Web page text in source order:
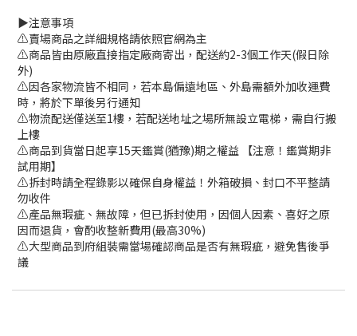
▶️注意事項
⚠️賣場商品之詳細規格請依照官網為主
⚠️商品皆由原廠直接指定廠商寄出，配送約2-3個工作天(假日除
外)
⚠️因各家物流皆不相同，若本島偏遠地區、外島需額外加收運費
時，將於下單後另行通知
⚠️物流配送僅送至1樓，若配送地址之場所無設立電梯，需自行搬
上樓
⚠️商品到貨當日起享15天鑑賞(猶豫)期之權益 【注意！鑑賞期非
試用期】
⚠️拆封時請全程錄影以確保自身權益！外箱破損、封口不平整請
勿收件
⚠️產品無瑕疵、無故障，但已拆封使用，因個人因素、喜好之原
因而退貨，會酌收整新費用(最高30%)
⚠️大型商品到府組裝需當場確認商品是否有無瑕疵，避免售後爭
議